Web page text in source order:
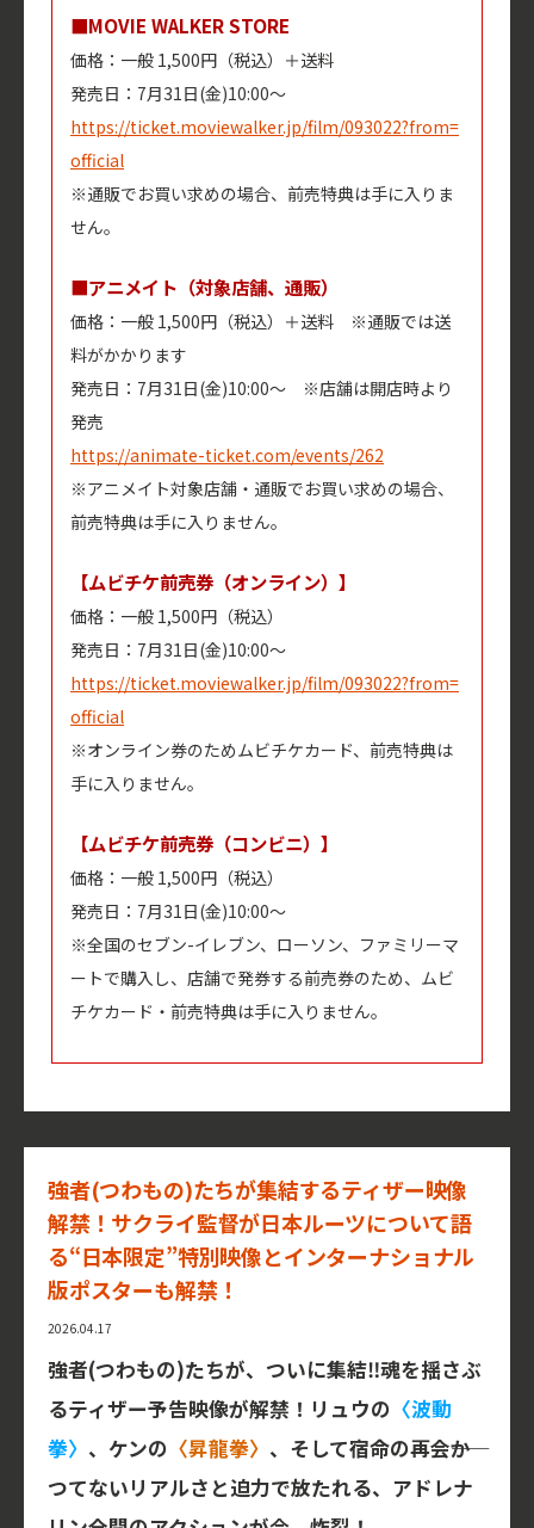
■MOVIE WALKER STORE
価格：一般 1,500円（税込）＋送料
発売日：7月31日(金)10:00～
https://ticket.moviewalker.jp/film/093022?from=
official
※通販でお買い求めの場合、前売特典は手に入りま
せん。
■アニメイト（対象店舗、通販）
価格：一般 1,500円（税込）＋送料 ※通販では送
料がかかります
発売日：7月31日(金)10:00～ ※店舗は開店時より
発売
https://animate-ticket.com/events/262
※アニメイト対象店舗・通販でお買い求めの場合、
前売特典は手に入りません。
【ムビチケ前売券（オンライン）】
価格：一般 1,500円（税込）
発売日：7月31日(金)10:00～
https://ticket.moviewalker.jp/film/093022?from=
official
※オンライン券のためムビチケカード、前売特典は
手に入りません。
【ムビチケ前売券（コンビニ）】
価格：一般 1,500円（税込）
発売日：7月31日(金)10:00～
※全国のセブン-イレブン、ローソン、ファミリーマ
ートで購入し、店舗で発券する前売券のため、ムビ
チケカード・前売特典は手に入りません。
強者(つわもの)たちが集結するティザー映像
解禁！サクライ監督が日本ルーツについて語
る“日本限定”特別映像とインターナショナル
版ポスターも解禁！
2026.04.17
強者(つわもの)たちが、ついに集結‼魂を揺さぶ
るティザー予告映像が解禁！リュウの 〈波動
拳〉 、ケンの 〈昇龍拳〉 、そして宿命の再会――か
つてないリアルさと迫力で放たれる、アドレナ